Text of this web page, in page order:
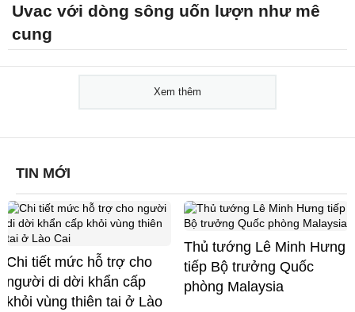
Uvac với dòng sông uốn lượn như mê
cung
Xem thêm
TIN MỚI
Chi tiết mức hỗ trợ cho
người di dời khẩn cấp
khỏi vùng thiên tai ở Lào
Thủ tướng Lê Minh Hưng
tiếp Bộ trưởng Quốc
phòng Malaysia